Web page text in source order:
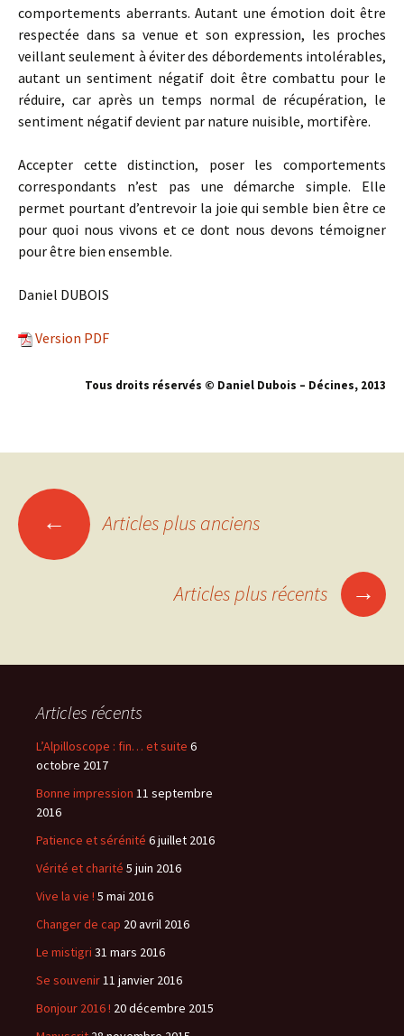
comportements aberrants. Autant une émotion doit être
respectée dans sa venue et son expression, les proches
veillant seulement à éviter des débordements intolérables,
autant un sentiment négatif doit être combattu pour le
réduire, car après un temps normal de récupération, le
sentiment négatif devient par nature nuisible, mortifère.
Accepter cette distinction, poser les comportements
correspondants n’est pas une démarche simple. Elle
permet pourtant d’entrevoir la joie qui semble bien être ce
pour quoi nous vivons et ce dont nous devons témoigner
pour être bien ensemble.
Daniel DUBOIS
Version PDF
Tous droits réservés © Daniel Dubois – Décines, 2013
Navigation
articles
← Articles plus anciens
Articles plus récents →
Articles récents
L’Alpilloscope : fin… et suite 6
octobre 2017
Bonne impression 11 septembre
2016
Patience et sérénité 6 juillet 2016
Vérité et charité 5 juin 2016
Vive la vie ! 5 mai 2016
Changer de cap 20 avril 2016
Le mistigri 31 mars 2016
Se souvenir11 janvier 2016
Bonjour 2016 ! 20 décembre 2015